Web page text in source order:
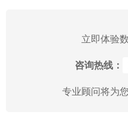
立即体验
咨询热线：
专业顾问将为